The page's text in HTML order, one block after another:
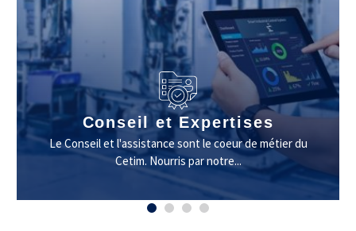
Conseil et Expertises
Le Conseil et l'assistance sont le coeur de métier du
Cetim. Nourris par notre...